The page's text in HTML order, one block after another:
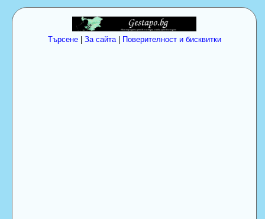
Търсене| За сайта| Поверителност и бисквитки